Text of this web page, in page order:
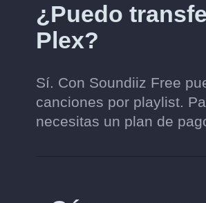
¿Puedo
Plex?
Sí. Con Soundiiz Free
canciones por playlist.
necesitas un plan de